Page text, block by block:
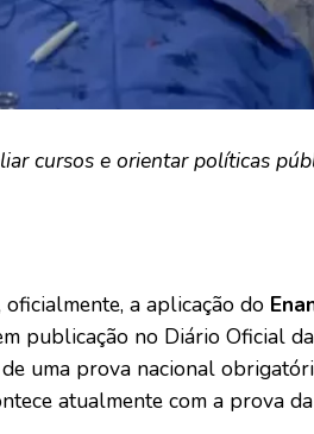
cursos e orientar políticas
a aplicação do
publicação no Diário Oficial
uma prova nacional
atualmente com a prova